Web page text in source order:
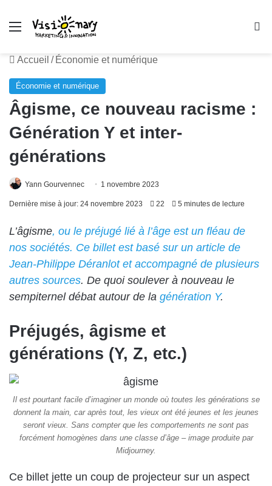
Menu
Accueil / Économie et numérique
Économie et numérique
Âgisme, ce nouveau racisme :
Génération Y et inter-
générations
Yann Gourvennec 1 novembre 2023
Dernière mise à jour: 24 novembre 2023 22 5 minutes de lecture
L’âgisme, ou le préjugé lié à l’âge est un fléau de
nos sociétés. Ce billet est basé sur un article de
Jean-Philippe Déranlot et accompagné de plusieurs
autres sources. De quoi soulever à nouveau le
sempiternel débat autour de la génération Y.
Préjugés, âgisme et
générations (Y, Z, etc.)
Il est pourtant facile d’imaginer un monde où toutes les générations se
donnent la main, car après tout, les vieux ont été jeunes et les jeunes
seront vieux. Sans compter que les comportements ne sont pas
forcément homogènes dans une classe d’âge – image produite par
Midjourney.
Ce billet jette un coup de projecteur sur un aspect